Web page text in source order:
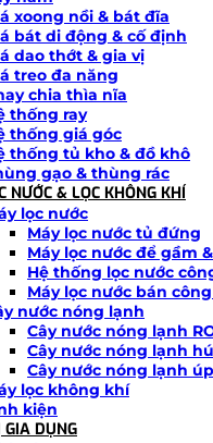
xoong nồi & bát đĩa
bát di động & cố định
dao thớt & gia vị
treo đa năng
chia thìa nĩa
thống ray
thống giá góc
thống tủ kho & đồ khô
gạo & thùng rác
NƯỚC & LỌC KHÔNG KHÍ
lọc nước
Máy lọc nước tủ đứng
Máy lọc nước để gầm
Hệ thống lọc nước
Máy lọc nước bán
nước nóng lạnh
Cây nước nóng lạnh
Cây nước nóng lạnh
Cây nước nóng lạnh
lọc không khí
kiện
DỤNG